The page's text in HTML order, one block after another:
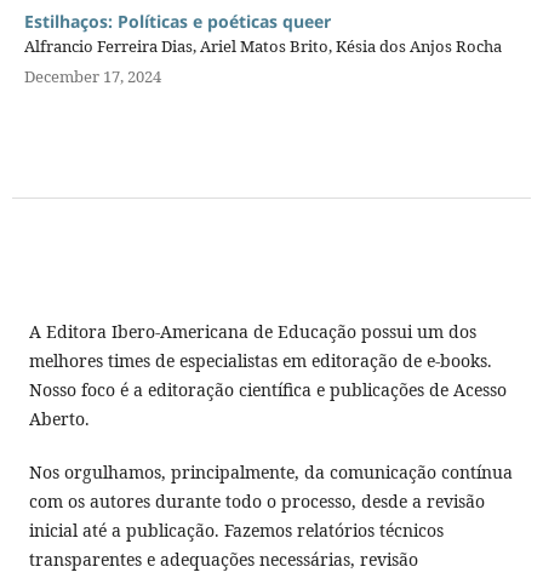
Estilhaços: Políticas e poéticas queer
Alfrancio Ferreira Dias, Ariel Matos Brito, Késia dos Anjos Rocha
December 17, 2024
A Editora Ibero-Americana de Educação possui um dos
melhores times de especialistas em editoração de e-books.
Nosso foco é a editoração científica e publicações de Acesso
Aberto.
Nos orgulhamos, principalmente, da comunicação contínua
com os autores durante todo o processo, desde a revisão
inicial até a publicação. Fazemos relatórios técnicos
transparentes e adequações necessárias, revisão